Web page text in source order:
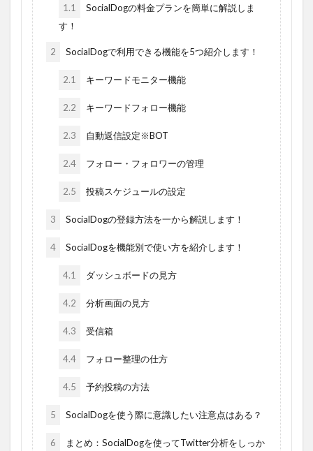
1.1
SocialDogの料金プランを簡単に解説しま
す！
2 SocialDogで利用できる機能を5つ紹介します！
2.1 キーワードモニター機能
2.2 キーワードフォロー機能
2.3 自動返信設定※BOT
2.4 フォロー・フォロワーの管理
2.5 投稿スケジュールの設定
3 SocialDogの登録方法を一から解説します！
4 SocialDogを機能別で使い方を紹介します！
4.1 ダッシュボードの見方
4.2 分析画面の見方
4.3 受信箱
4.4 フォロー整理の仕方
4.5 予約投稿の方法
5 SocialDogを使う際に意識したい注意点はある？
6
まとめ：SocialDogを使ってTwitter分析をしっか